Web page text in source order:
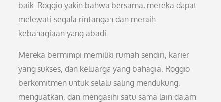
baik. Roggio yakin bahwa bersama, mereka dapat
melewati segala rintangan dan meraih
kebahagiaan yang abadi.
Mereka bermimpi memiliki rumah sendiri, karier
yang sukses, dan keluarga yang bahagia. Roggio
berkomitmen untuk selalu saling mendukung,
menguatkan, dan mengasihi satu sama lain dalam